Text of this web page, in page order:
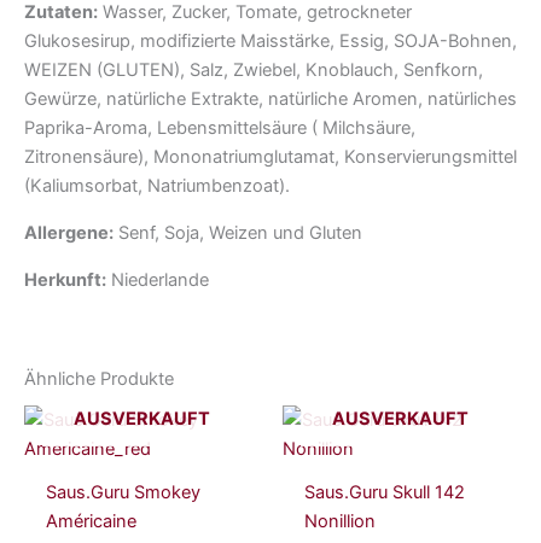
Zutaten: Wasser, Zucker, Tomate, getrockneter
Glukosesirup, modifizierte Maisstärke, Essig, SOJA-Bohnen,
WEIZEN (GLUTEN), Salz, Zwiebel, Knoblauch, Senfkorn,
Gewürze, natürliche Extrakte, natürliche Aromen, natürliches
Paprika-Aroma, Lebensmittelsäure ( Milchsäure,
Zitronensäure), Mononatriumglutamat, Konservierungsmittel
(Kaliumsorbat, Natriumbenzoat).
Allergene: Senf, Soja, Weizen und Gluten
Herkunft: Niederlande
Ähnliche Produkte
AUSVERKAUFT
Saus.Guru Smokey
Américaine
AUSVERKAUFT
Saus.Guru Skull 142
Nonillion